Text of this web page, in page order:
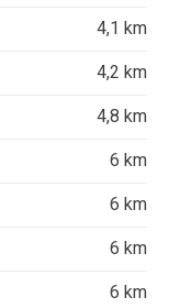
4,1 km
4,2 km
4,8 km
6 km
6 km
6 km
6 km